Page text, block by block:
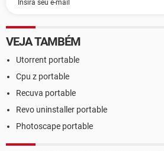
VEJA TAMBÉM
Utorrent portable
Cpu z portable
Recuva portable
Revo uninstaller portable
Photoscape portable